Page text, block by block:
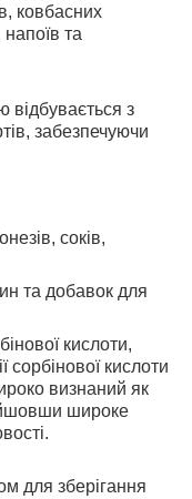
ковбасних
та
відбувається з
забезпечуючи
соків,
та добавок для
кислоти,
сорбінової кислоти
визнаний як
широке
для зберігання